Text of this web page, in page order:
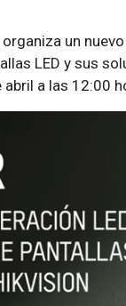
organiza un
LED y sus
a las 12:00